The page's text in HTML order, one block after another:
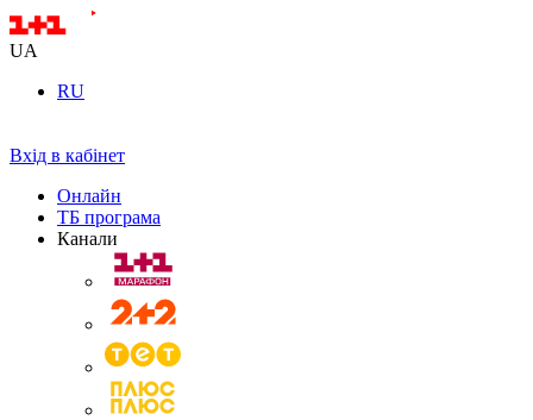
UA
RU
Вхід в кабінет
Онлайн
ТБ програма
Канали